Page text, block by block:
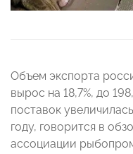
Объем экспорта
вырос на 18,7%, до
поставок
году, говорится в
ассоциации